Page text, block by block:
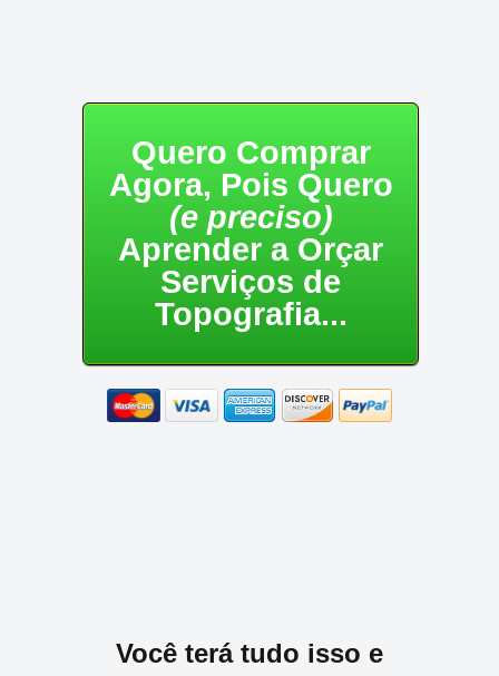
Quero Comprar
Agora, Pois Quero
(e preciso)
Aprender a Orçar
Serviços de
Topografia...
Você terá tudo isso e